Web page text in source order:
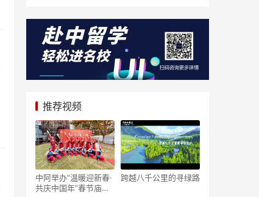
推荐视频
中阿举办“温暖迎新春·
共庆中国年”春节庙会
跨越八千公里的寻绿路